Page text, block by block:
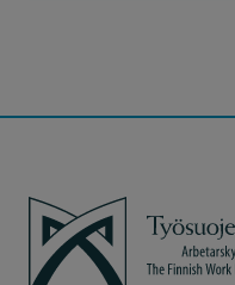
Työsuojelurahasto